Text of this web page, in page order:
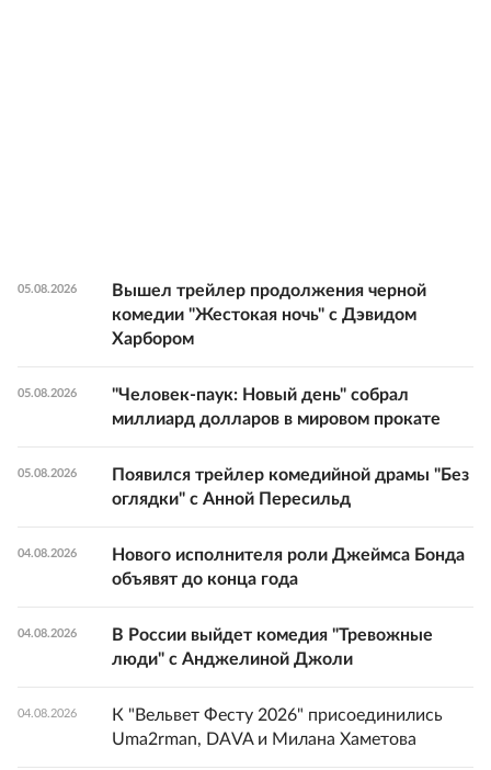
05.08.2026
Вышел трейлер продолжения черной
комедии "Жестокая ночь" с Дэвидом
Харбором
05.08.2026
"Человек-паук: Новый день" собрал
миллиард долларов в мировом прокате
05.08.2026
Появился трейлер комедийной драмы "Без
оглядки" с Анной Пересильд
04.08.2026
Нового исполнителя роли Джеймса Бонда
объявят до конца года
04.08.2026
В России выйдет комедия "Тревожные
люди" с Анджелиной Джоли
04.08.2026
К "Вельвет Фесту 2026" присоединились
Uma2rman, DAVA и Милана Хаметова